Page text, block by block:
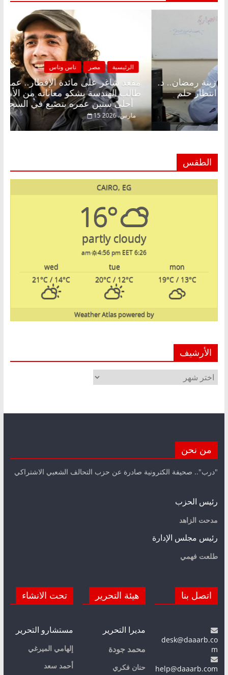
الرئيسية
مقعد
طالب
أحلى سنين عمره بتضيع في السجن
15 مارس، 2026
ناس وناس
شاغر على الإفطار وبلكونة بلا زينة رمضان.. د.
فاروق خبير اقتصادي في انتظار حلم
2026
الطقس
CAIRO, EG
16°
partly cloudy
6:26 am
4:56 pm EET
mon
tue
wed
19°C/ 13°C
20°C / 12°C
21°C / 14°C
powered by
Weather Atlas
الأرشيف
الأرشيف
من نحن
"درب".. صحيفة الكترونية صادرة عن حزب التحالف الشعبي الاشتراكي
رئيس الحزب
مدحت الزاهد
رئيس مجلس الإدارة
طلعت فهمي
اتصل بنا
desk@daaarb.co
m
help@daaarb.com
هيئة التحرير
مديرا التحرير
محمد جودة
حنان فكري
تحت الانشاء
مستشارو التحرير
إلهامي الميرغي
أحمد سعد